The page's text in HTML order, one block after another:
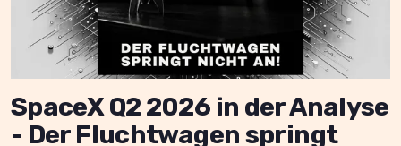
SpaceX Q2 2026 in der Analyse
- Der Fluchtwagen springt